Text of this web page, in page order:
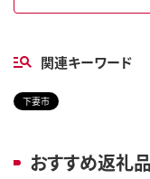
関連キーワード
下妻市
おすすめ返礼品